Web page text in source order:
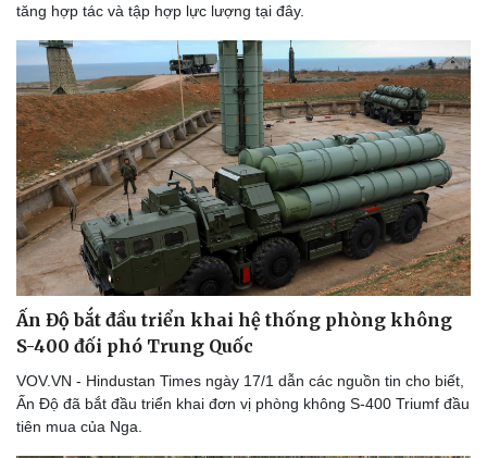
tăng hợp tác và tập hợp lực lượng tại đây.
Ấn Độ bắt đầu triển khai hệ thống phòng không
S-400 đối phó Trung Quốc
VOV.VN - Hindustan Times ngày 17/1 dẫn các nguồn tin cho biết,
Ấn Độ đã bắt đầu triển khai đơn vị phòng không S-400 Triumf đầu
tiên mua của Nga.